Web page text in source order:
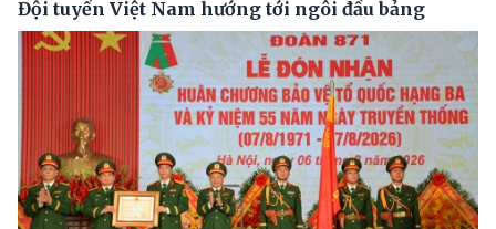
Đội tuyển Việt Nam hướng tới ngôi đầu bảng